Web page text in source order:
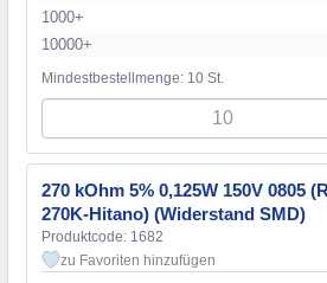
1000+
10000+
Mindestbestellmenge: 10 St.
270 kOhm 5% 0,125W 150V 0805
270K-Hitano) (Widerstand SMD)
Produktcode: 1682
zu Favoriten hinzufügen